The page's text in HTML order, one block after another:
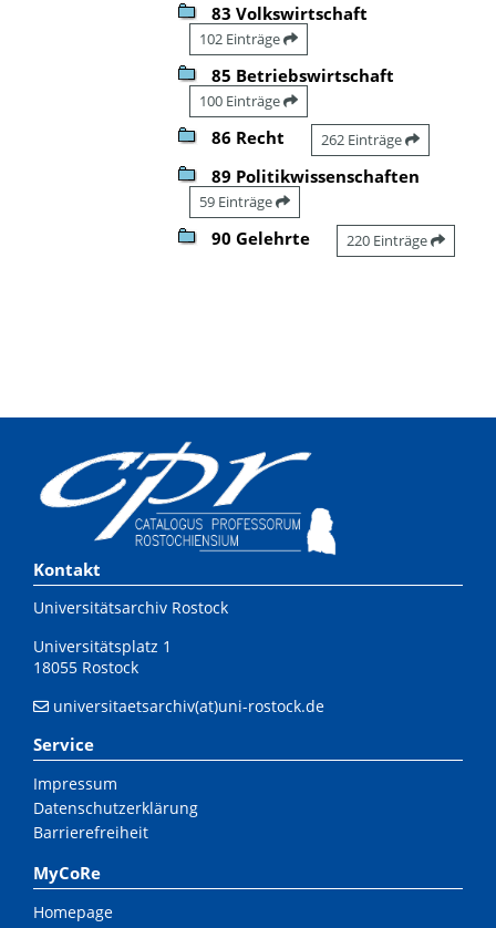
83 Volkswirtschaft
102 Einträge
85 Betriebswirtschaft
100 Einträge
86 Recht 262 Einträge
89 Politikwissenschaften
59 Einträge
90 Gelehrte 220 Einträge
Kontakt
Universitätsarchiv Rostock
Universitätsplatz 1
18055 Rostock
universitaetsarchiv(at)uni-rostock.de
Service
Impressum
Datenschutzerklärung
Barrierefreiheit
MyCoRe
Homepage